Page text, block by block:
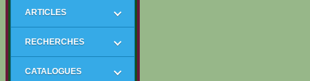
ARTICLES
RECHERCHES
CATALOGUES